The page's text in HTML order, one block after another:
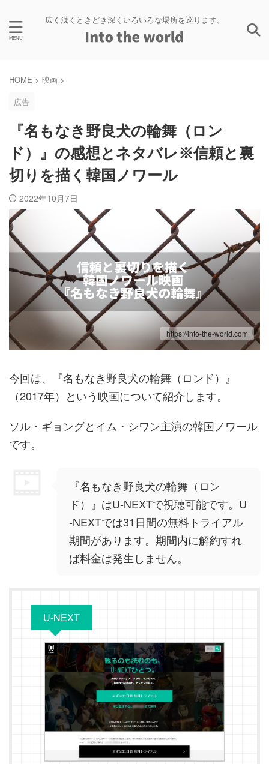
広く浅くときどき深くいろいろな場所を巡ります。
HOME > 映画 >
広告
『名もなき野良犬の輪舞（ロン
ド）』の感想とネタバレ※信頼と裏
切りを描く韓国ノワール
2022年10月7日
https://into-the-world.com
今回は、『名もなき野良犬の輪舞（ロンド）』
（2017年）という映画について紹介します。
ソル・ギョングとイム・シワン主演の韓国ノワール
です。
『名もなき野良犬の輪舞（ロン
ド）』はU-NEXTで視聴可能です。U
-NEXTでは31日間の無料トライアル
期間があります。期間内に解約すれ
ば料金は発生しません。
U-NEXT